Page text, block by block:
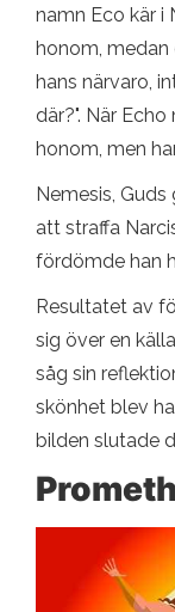
namn Eco kär i
honom, medan
hans närvaro,
där?". När
honom, men
Nemesis,
att straffa
fördömde han
Resultatet av
sig över en
såg sin
skönhet blev
bilden slutade